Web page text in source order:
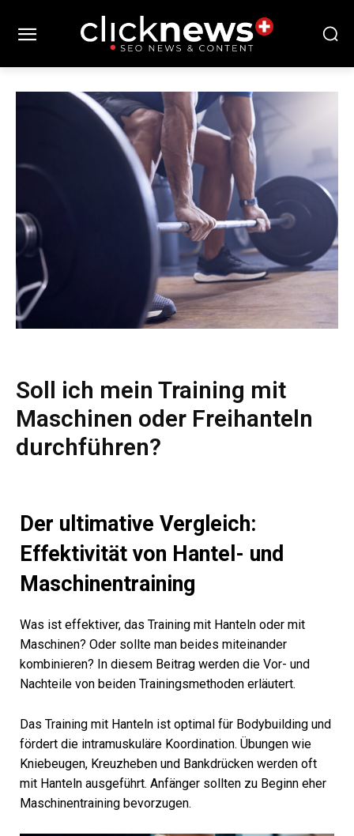
Soll ich mein Training mit
Maschinen oder Freihanteln
durchführen?
Der ultimative Vergleich:
Effektivität von Hantel- und
Maschinentraining
Was ist effektiver, das Training mit Hanteln oder mit
Maschinen? Oder sollte man beides miteinander
kombinieren? In diesem Beitrag werden die Vor- und
Nachteile von beiden Trainingsmethoden erläutert.
Das Training mit Hanteln ist optimal für Bodybuilding und
fördert die intramuskuläre Koordination. Übungen wie
Kniebeugen, Kreuzheben und Bankdrücken werden oft
mit Hanteln ausgeführt. Anfänger sollten zu Beginn eher
Maschinentraining bevorzugen.